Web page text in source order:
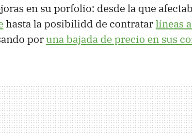
en su porfolio: desde la que
hasta la posibilidd de contratarlíneas
poruna bajada de precio en sus